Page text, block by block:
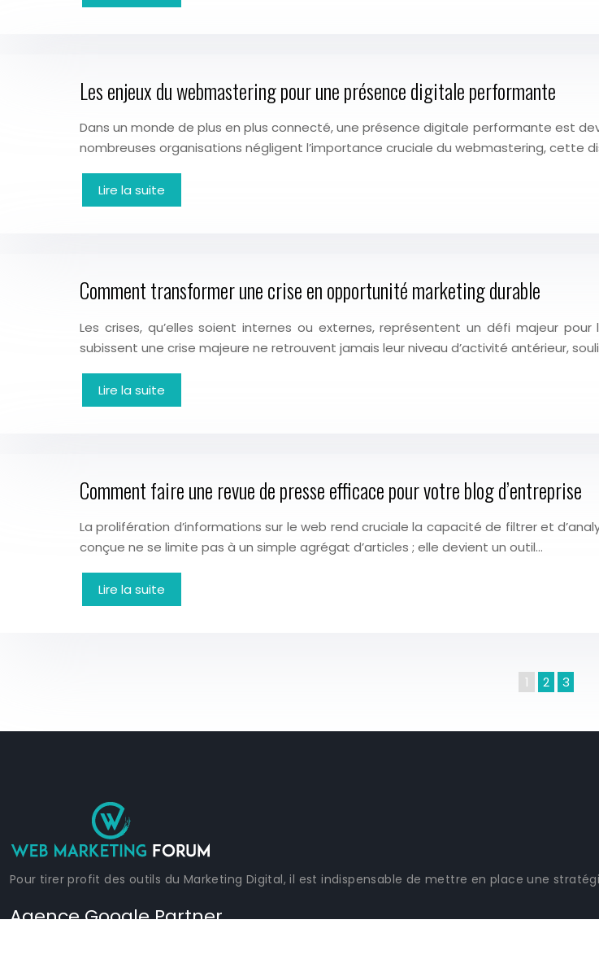
Les enjeux du webmastering pour une présence digitale performante
Dans un monde de plus en plus connecté, une présence digitale performante est
nombreuses organisations négligent l’importance cruciale du webmastering, cette
Lire la suite
Comment transformer une crise en opportunité marketing durable
Les crises, qu’elles soient internes ou externes, représentent un défi majeur
subissent une crise majeure ne retrouvent jamais leur niveau d’activité antérieur,
Lire la suite
Comment faire une revue de presse efficace pour votre blog d’entreprise
La prolifération d’informations sur le web rend cruciale la capacité de filtrer et
conçue ne se limite pas à un simple agrégat d’articles ; elle devient un outil…
Lire la suite
1 2 3
Pour tirer profit des outils du Marketing Digital, il est indispensable de mettre en place une
Agence Google Partner